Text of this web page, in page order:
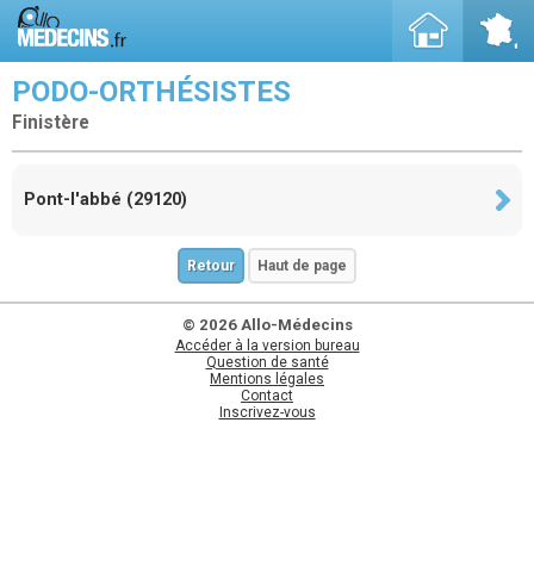
PODO-ORTHÉSISTES
Finistère
Pont-l'abbé (29120)
Retour Haut de page
© 2026 Allo-Médecins
Accéder à la version bureau
Question de santé
Mentions légales
Contact
Inscrivez-vous